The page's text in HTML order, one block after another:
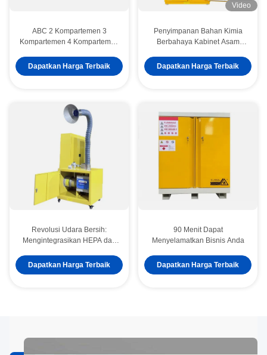
ABC 2 Kompartemen 3
Kompartemen 4 Kompartemen
kimia Lemari penyimpanan
Dapatkan Harga Terbaik
Video
Penyimpanan Bahan Kimia
Berbahaya Kabinet Asam
Dapatkan Harga Terbaik
Revolusi Udara Bersih:
Mengintegrasikan HEPA dan
Lingkungan Laboratorium
yang Lebih Sehat
Dapatkan Harga Terbaik
90 Menit Dapat
Menyelamatkan Bisnis Anda
Dapatkan Harga Terbaik